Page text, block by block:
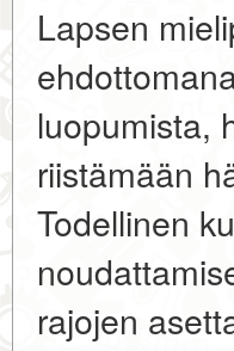
Lapsen
luopumista,
riistämään
Todellinen
rajojen